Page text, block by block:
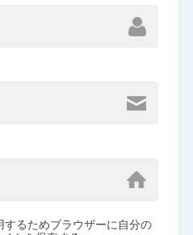
するためブラウザーに自分の